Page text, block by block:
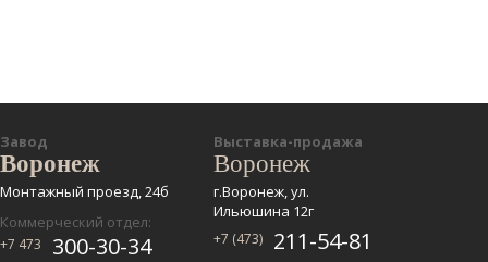
Завод
Воронеж
Монтажный проезд, 24б
Коммерческий отдел:
+7 473 300-30-34
Выставка-продажа
Воронеж
г.Воронеж, ул.
Ильюшина 12г
+7 (473) 211-54-81